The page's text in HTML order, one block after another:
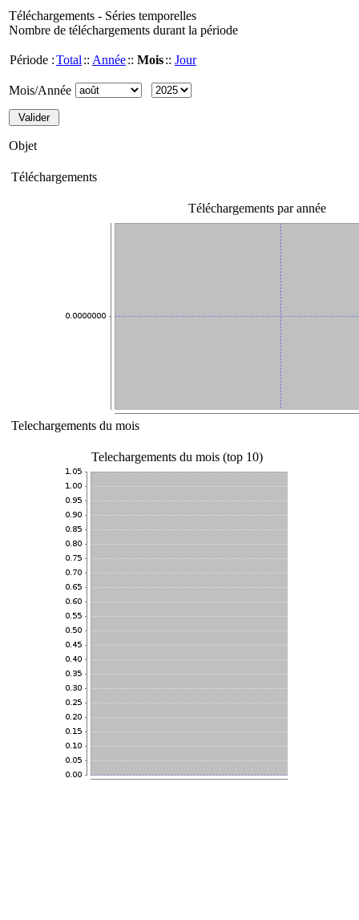
Téléchargements - Séries temporelles
Nombre de téléchargements durant la période
Période :Total :: Année:: Mois:: Jour
Mois/Année
Objet
Téléchargements
Téléchargements par année
Telechargements du mois
Telechargements du mois (top 10)